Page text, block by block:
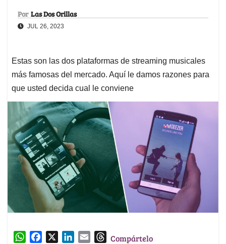
Por Las Dos Orillas
JUL 26, 2023
Estas son las dos plataformas de streaming musicales
más famosas del mercado. Aquí le damos razones para
que usted decida cual le conviene
W
TCompártelo